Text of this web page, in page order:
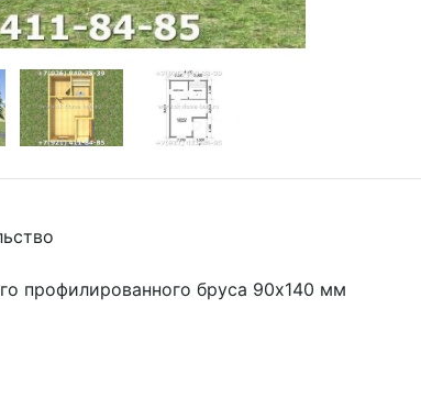
профилированного бруса 90х140 мм